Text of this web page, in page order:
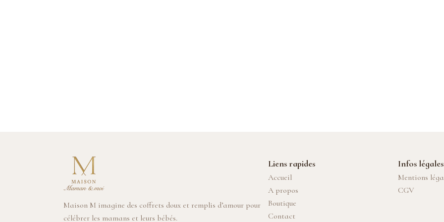
Maison M imagine des coffrets doux et remplis d’amour pour
célébrer les mamans et leurs bébés.
Liens rapides
Accueil
A propos
Boutique
Contact
Infos légales
Mentions
CGV